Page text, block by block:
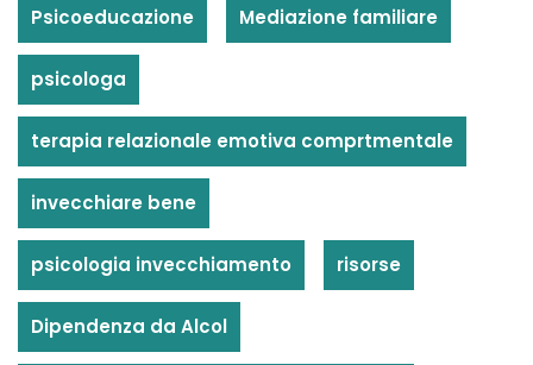
Psicoeducazione Mediazione familiare
psicologa
terapia relazionale emotiva comprtmentale
invecchiare bene
psicologia invecchiamento risorse
Dipendenza da Alcol